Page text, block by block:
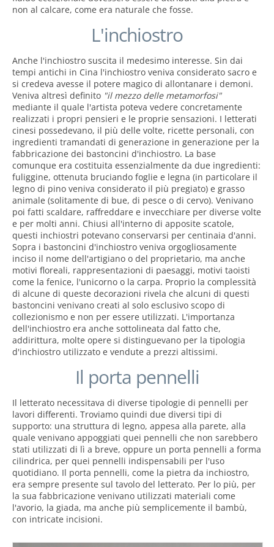
non al calcare, come era naturale che fosse.
L'inchiostro
Anche l'inchiostro suscita il medesimo interesse. Sin dai
tempi antichi in Cina l'inchiostro veniva considerato sacro e
si credeva avesse il potere magico di allontanare i demoni.
Veniva altresì definito "il mezzo delle metamorfosi"
mediante il quale l'artista poteva vedere concretamente
realizzati i propri pensieri e le proprie sensazioni. I letterati
cinesi possedevano, il più delle volte, ricette personali, con
ingredienti tramandati di generazione in generazione per la
fabbricazione dei bastoncini d'inchiostro. La base
comunque era costituita essenzialmente da due ingredienti:
fuliggine, ottenuta bruciando foglie e legna (in particolare il
legno di pino veniva considerato il più pregiato) e grasso
animale (solitamente di bue, di pesce o di cervo). Venivano
poi fatti scaldare, raffreddare e invecchiare per diverse volte
e per molti anni. Chiusi all'interno di apposite scatole,
questi inchiostri potevano conservarsi per centinaia d'anni.
Sopra i bastoncini d'inchiostro veniva orgogliosamente
inciso il nome dell'artigiano o del proprietario, ma anche
motivi floreali, rappresentazioni di paesaggi, motivi taoisti
come la fenice, l'unicorno o la carpa. Proprio la complessità
di alcune di queste decorazioni rivela che alcuni di questi
bastoncini venivano creati al solo esclusivo scopo di
collezionismo e non per essere utilizzati. L'importanza
dell'inchiostro era anche sottolineata dal fatto che,
addirittura, molte opere si distinguevano per la tipologia
d'inchiostro utilizzato e vendute a prezzi altissimi.
Il porta pennelli
Il letterato necessitava di diverse tipologie di pennelli per
lavori differenti. Troviamo quindi due diversi tipi di
supporto: una struttura di legno, appesa alla parete, alla
quale venivano appoggiati quei pennelli che non sarebbero
stati utilizzati di lì a breve, oppure un porta pennelli a forma
cilindrica, per quei pennelli indispensabili per l'uso
quotidiano. Il porta pennelli, come la pietra da inchiostro,
era sempre presente sul tavolo del letterato. Per lo più, per
la sua fabbricazione venivano utilizzati materiali come
l'avorio, la giada, ma anche più semplicemente il bambù,
con intricate incisioni.